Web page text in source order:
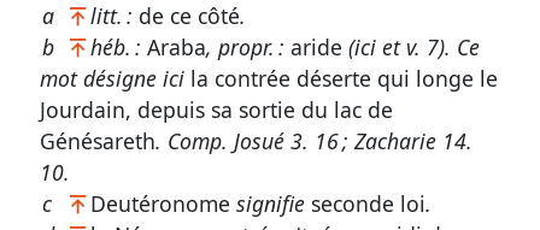
a litt. : de ce côté.
b
héb. :Araba, propr. :aride (ici etv. 7). Ce
mot désigne ici la contrée déserte qui longe le
Jourdain, depuis sa sortie du lac de
Génésareth. Comp.Josué 3. 16;Zacharie 14.
10.
c
Deutéronome signifie seconde loi.